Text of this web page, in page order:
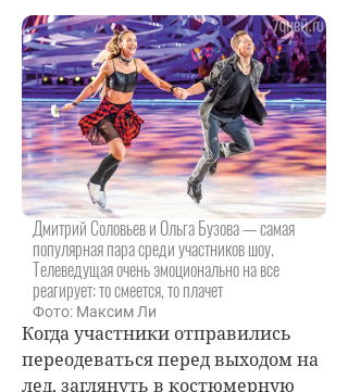
Дмитрий Соловьев и Ольга Бузова — самая
популярная пара среди участников шоу.
Телеведущая очень эмоционально на все
реагирует: то смеется, то плачет
Фото: Максим Ли
Когда участники отправились
переодеваться перед выходом на
лед, заглянуть в костюмерную